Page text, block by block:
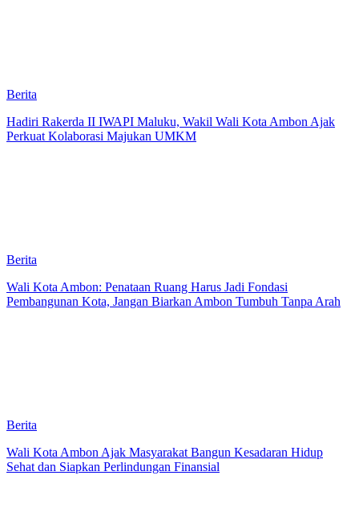
Berita
Hadiri Rakerda II IWAPI Maluku, Wakil Wali Kota Ambon Ajak
Perkuat Kolaborasi Majukan UMKM
Berita
Wali Kota Ambon: Penataan Ruang Harus Jadi Fondasi
Pembangunan Kota, Jangan Biarkan Ambon Tumbuh Tanpa Arah
Berita
Wali Kota Ambon Ajak Masyarakat Bangun Kesadaran Hidup
Sehat dan Siapkan Perlindungan Finansial